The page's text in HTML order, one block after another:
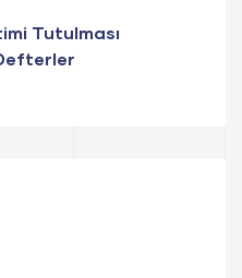
Tutulması